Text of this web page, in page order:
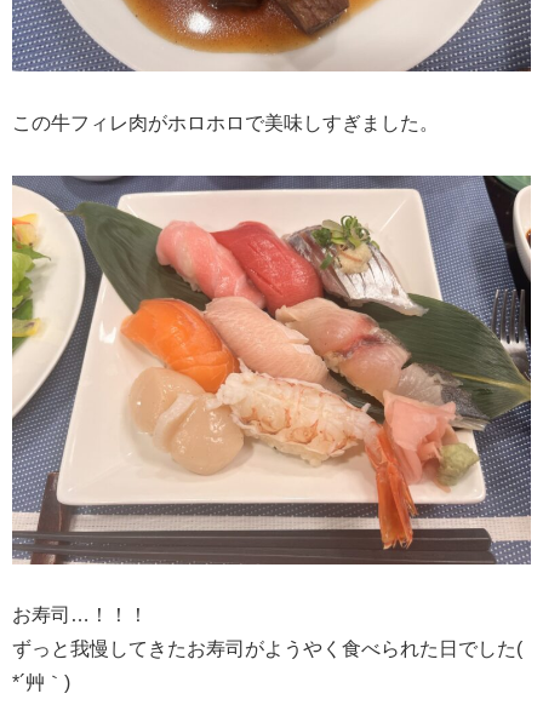
この牛フィレ肉がホロホロで美味しすぎました。
お寿司…！！！
ずっと我慢してきたお寿司がようやく食べられた日でした(
*´艸｀)